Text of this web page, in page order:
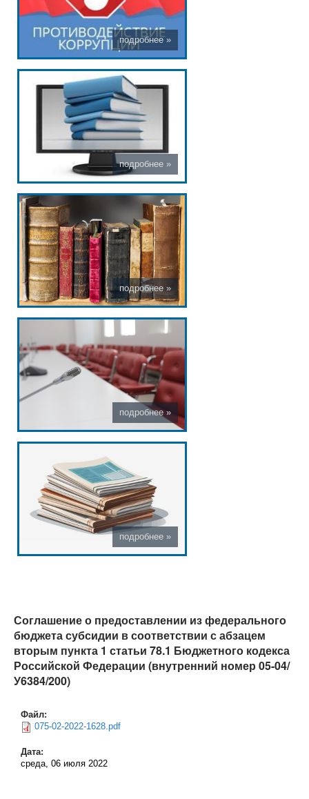
Соглашение о предоставлении из федерального
бюджета субсидии в соответствии с абзацем
вторым пункта 1 статьи 78.1 Бюджетного кодекса
Российской Федерации (внутренний номер 05-04/
У6384/200)
Файл:
075-02-2022-1628.pdf
Дата:
среда, 06 июля 2022